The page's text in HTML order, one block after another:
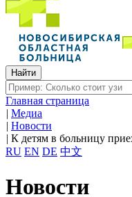
Главная страница
| Медиа
| Новости
| К детям в больницу
RU EN DE 中文
Новости